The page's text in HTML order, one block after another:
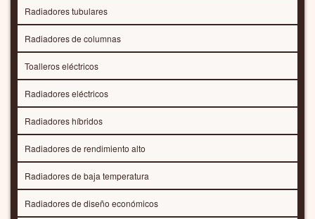
Radiadores tubulares
Radiadores de columnas
Toalleros eléctricos
Radiadores eléctricos
Radiadores híbridos
Radiadores de rendimiento alto
Radiadores de baja temperatura
Radiadores de diseño económicos